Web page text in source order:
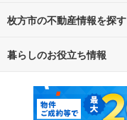
路線・駅から探す
通勤・通学時間から探す
枚方市の不動産情報を探す
不動産・住宅
新築マンション
暮らしのお役立ち情報
マンションカタログ